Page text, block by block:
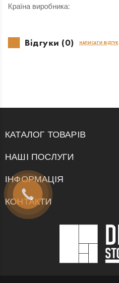
Країна виробника:
Відгуки (0) НАПИСАТИ ВІДГУК
КАТАЛОГ ТОВАРІВ
НАШІ ПОСЛУГИ
ІНФОРМАЦІЯ
КОНТАКТИ